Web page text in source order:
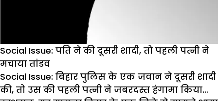
Social Issue: पति ने की दूसरी शादी, तो पहली पत्नी ने
मचाया तांडव
Social Issue: बिहार पुलिस के एक जवान ने दूसरी शादी
की, तो उस की पहली पत्नी ने जबरदस्त हंगामा किया…